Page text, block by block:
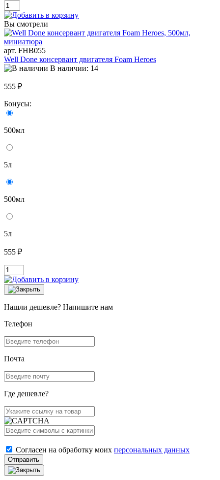
Вы смотрели
арт. FHB055
Well Done консервант двигателя Foam Heroes
В наличии: 14
555 ₽
Бонусы:
500мл
5л
500мл
5л
555 ₽
Нашли дешевле? Напишите нам
Телефон
Почта
Где дешевле?
Согласен на обработку моих персональных данных
Отправить